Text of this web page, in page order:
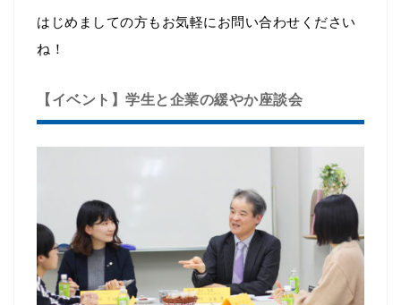
はじめましての方もお気軽にお問い合わせください
ね！
【イベント】学生と企業の緩やか座談会